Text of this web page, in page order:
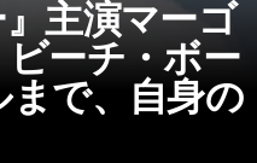
主演マーゴ
ーチ・ボー
で、自身の